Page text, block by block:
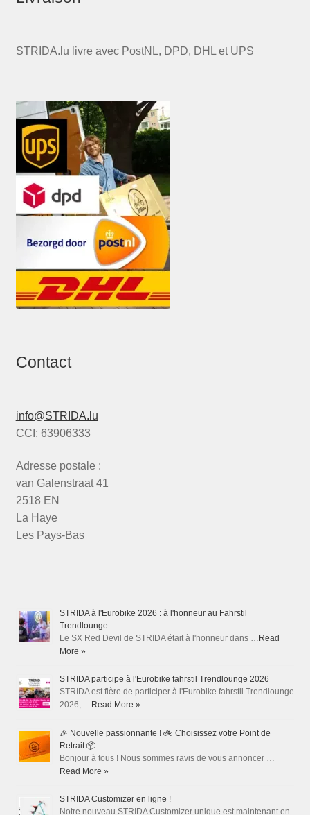
STRIDA.lu livre avec PostNL, DPD, DHL et UPS
Contact
info@STRIDA.lu
CCI: 63906333
Adresse postale :
van Galenstraat 41
2518 EN
La Haye
Les Pays-Bas
STRIDA à l'Eurobike 2026 : à l'honneur au Fahrstil
Trendlounge
Le SX Red Devil de STRIDA était à l'honneur dans … Read
More »
STRIDA participe à l'Eurobike fahrstil Trendlounge 2026
STRIDA est fière de participer à l'Eurobike fahrstil Trendlounge
2026, … Read More »
🎉 Nouvelle passionnante ! 🚲 Choisissez votre Point de
Retrait 📦
Bonjour à tous ! Nous sommes ravis de vous annoncer …
Read More »
STRIDA Customizer en ligne !
Notre nouveau STRIDA Customizer unique est maintenant en